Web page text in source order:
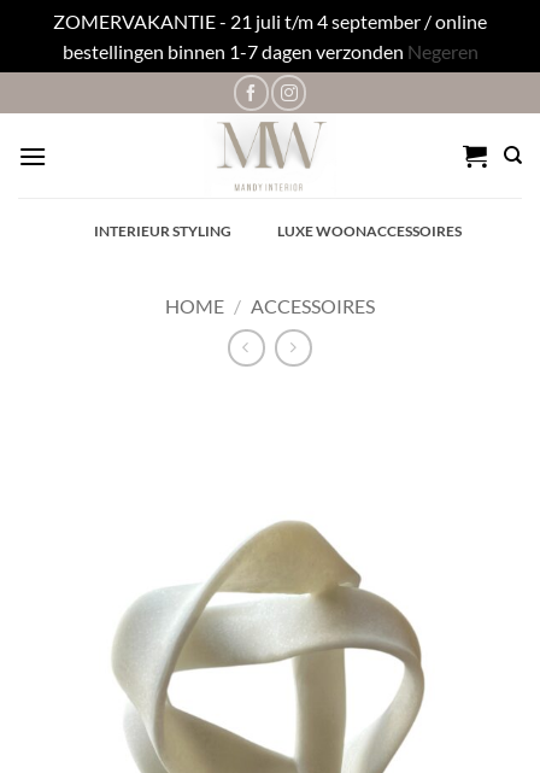
ZOMERVAKANTIE - 21 juli t/m 4 september / online
bestellingen binnen 1-7 dagen verzonden Negeren
naar
inhoud
INTERIEUR STYLING LUXE WOONACCESSOIRES
HOME / ACCESSOIRES